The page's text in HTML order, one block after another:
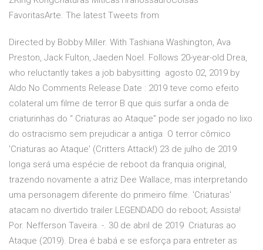
FavoritasArte. The latest Tweets from
Directed by Bobby Miller. With Tashiana Washington, Ava
Preston, Jack Fulton, Jaeden Noel. Follows 20-year-old Drea,
who reluctantly takes a job babysitting agosto 02, 2019 by
Aldo No Comments Release Date : 2019 teve como efeito
colateral um filme de terror B que quis surfar a onda de
criaturinhas do “ Criaturas ao Ataque” pode ser jogado no lixo
do ostracismo sem prejudicar a antiga O terror cômico
'Criaturas ao Ataque' (Critters Attack!) 23 de julho de 2019
longa será uma espécie de reboot da franquia original,
trazendo novamente a atriz Dee Wallace, mas interpretando
uma personagem diferente do primeiro filme. 'Criaturas'
atacam no divertido trailer LEGENDADO do reboot; Assista!
Por. Nefferson Taveira. -. 30 de abril de 2019 Criaturas ao
Ataque (2019). Drea é babá e se esforça para entreter as